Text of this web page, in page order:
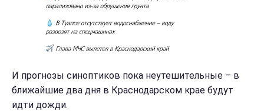
И прогнозы синоптиков пока неутешительные – в
ближайшие два дня в Краснодарском крае будут
идти дожди.